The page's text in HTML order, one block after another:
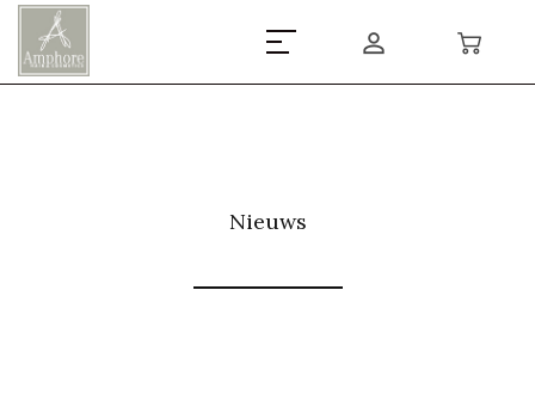
Nieuws